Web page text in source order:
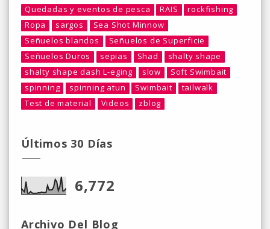
Quedadas y eventos de pesca
RAIS
rockfishing
Ropa
sargos
Sea Shot Minnow
Señuelos blandos
Señuelos de Superficie
Señuelos Duros
sepias Shad
shalty shape
shalty shape dash L-eging
slow
Soft Swimbait
spinning
spinning atun Swimbait
tailwalk
Test de material
Videos zblog
Últimos 30 Días
6,772
Archivo Del Blog